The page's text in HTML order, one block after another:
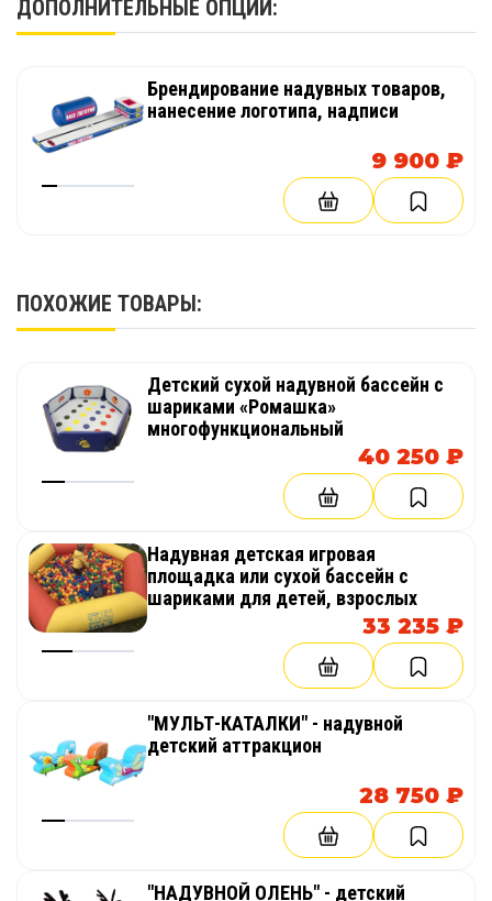
ДОПОЛНИТЕЛЬНЫЕ ОПЦИИ:
Брендирование надувных товаров,
нанесение логотипа, надписи
9 900 ₽
ПОХОЖИЕ ТОВАРЫ:
Детский сухой надувной бассейн с
шариками «Ромашка»
многофункциональный
40 250 ₽
Надувная детская игровая
площадка или сухой бассейн с
шариками для детей, взрослых
33 235 ₽
"МУЛЬТ-КАТАЛКИ" - надувной
детский аттракцион
28 750 ₽
"НАДУВНОЙ ОЛЕНЬ" - детский